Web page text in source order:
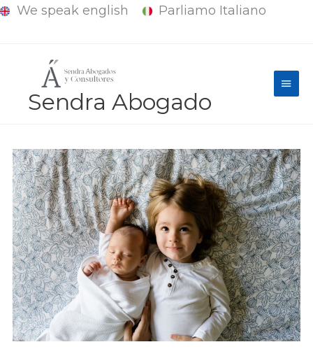
We speak english Parliamo Italiano
Sendra Abogado